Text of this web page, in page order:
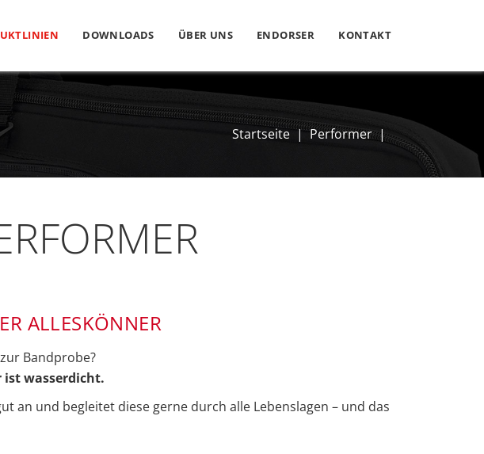
DOWNLOADS ÜBER UNS ENDORSER KONTAKT
Startseite | Performer |
ALLESKÖNNER
Bandprobe?
ist wasserdicht.
an und begleitet diese gerne durch alle Lebenslagen – und das